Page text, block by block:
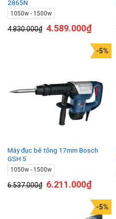
2865N
1050w - 1500w
4.830.000₫ 4.589.000₫
Máy đục bê tông 17mm Bosch
GSH 5
1050w - 1500w
6.537.000₫
-5%
6.211.000₫
-5%